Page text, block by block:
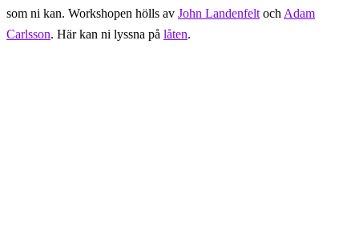
som ni kan. Workshopen hölls av John Landenfelt och Adam
Carlsson. Här kan ni lyssna på låten.